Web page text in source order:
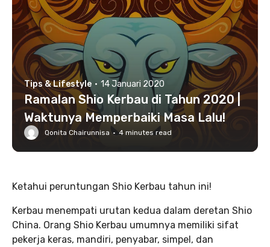
Tips & Lifestyle · 14 Januari 2020
Ramalan Shio Kerbau di Tahun 2020 |
Waktunya Memperbaiki Masa Lalu!
Qonita Chairunnisa · 4 minutes read
Ketahui peruntungan Shio Kerbau tahun ini!
Kerbau menempati urutan kedua dalam deretan Shio
China. Orang Shio Kerbau umumnya memiliki sifat
pekerja keras, mandiri, penyabar, simpel, dan